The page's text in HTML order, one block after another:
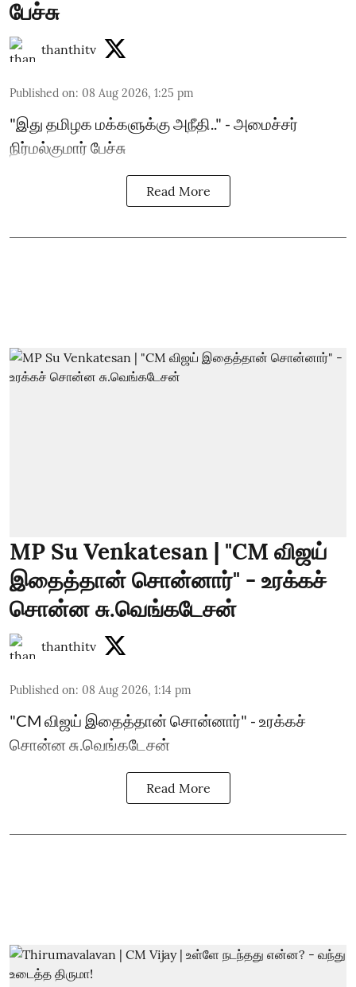
பேச்சு
thanthitv
Published on: 08 Aug 2026, 1:25 pm
"இது தமிழக மக்களுக்கு அநீதி.." - அமைச்சர்
நிர்மல்குமார் பேச்சு
Read More
MP Su Venkatesan | "CM விஜய்
இதைத்தான் சொன்னார்" - உரக்கச்
சொன்ன சு.வெங்கடேசன்
thanthitv
Published on: 08 Aug 2026, 1:14 pm
"CM விஜய் இதைத்தான் சொன்னார்" - உரக்கச்
சொன்ன சு.வெங்கடேசன்
Read More